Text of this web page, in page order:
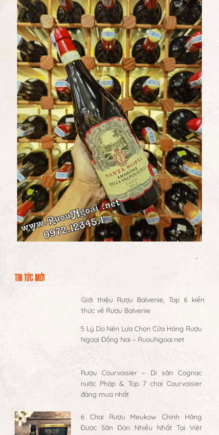
TIN TỨC MỚI
Giới thiệu Rượu Balvenie, Top 6 kiến
thức về Rượu Balvenie
5 Lý Do Nên Lựa Chọn Cửa Hàng Rượu
Ngoại Đồng Nai – RuouNgoai.net
Rượu Courvoisier – Di sản Cognac
nước Pháp & Top 7 chai Courvoisier
6 Chai Rượu Meukow Chính Hãng